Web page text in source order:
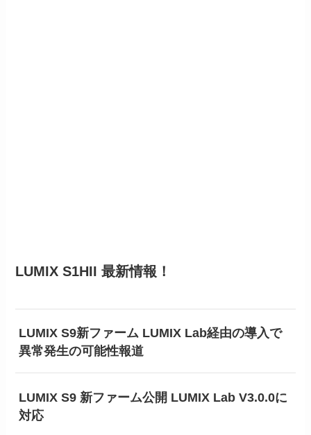
LUMIX S1HII 最新情報！
LUMIX S9新ファーム LUMIX Lab経由の導入で
異常発生の可能性報道
LUMIX S9 新ファーム公開 LUMIX Lab V3.0.0に
対応